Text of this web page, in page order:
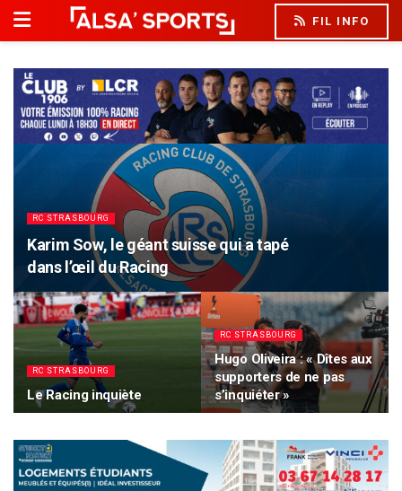
FIL INFO
RC STRASBOURG
Karim Sow, le géant suisse qui a tapé
dans l’œil du Racing
RC STRASBOURG
Le Racing inquiète
RC STRASBOURG
Hugo Oliveira : « Dîtes aux
supporters de ne pas
s’inquiéter »